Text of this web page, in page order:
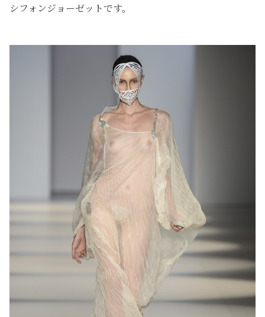
シフォンジョーゼットです。